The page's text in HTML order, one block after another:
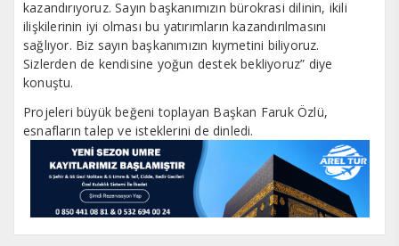
kazandırıyoruz. Sayın başkanımızın bürokrasi dilinin, ikili
ilişkilerinin iyi olması bu yatırımların kazandırılmasını
sağlıyor. Biz sayın başkanımızın kıymetini biliyoruz.
Sizlerden de kendisine yoğun destek bekliyoruz” diye
konuştu.
Projeleri büyük beğeni toplayan Başkan Faruk Özlü,
esnafların talep ve isteklerini de dinledi.